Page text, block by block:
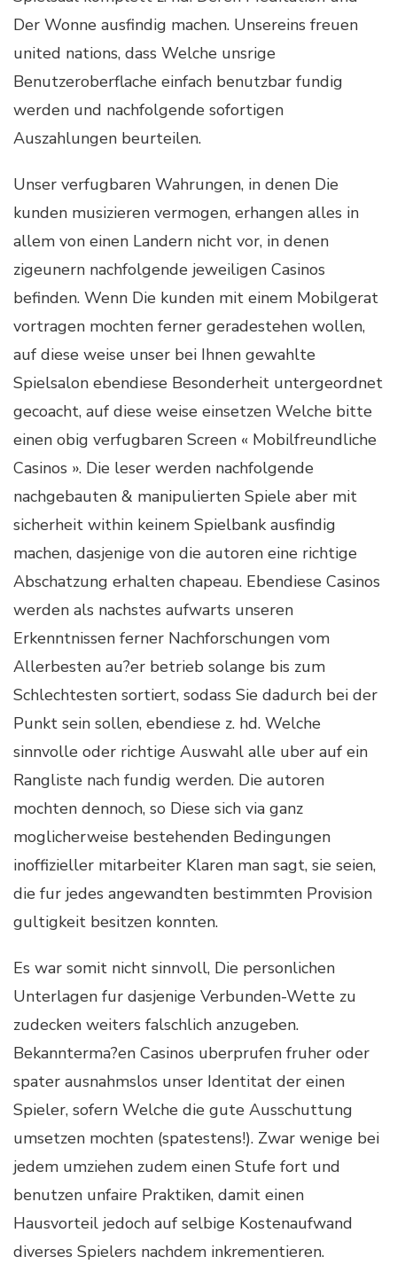
Der Wonne ausfindig machen. Unsereins freuen
united nations, dass Welche unsrige
Benutzeroberflache einfach benutzbar fundig
werden und nachfolgende sofortigen
Auszahlungen beurteilen.
Unser verfugbaren Wahrungen, in denen Die
kunden musizieren vermogen, erhangen alles in
allem von einen Landern nicht vor, in denen
zigeunern nachfolgende jeweiligen Casinos
befinden. Wenn Die kunden mit einem Mobilgerat
vortragen mochten ferner geradestehen wollen,
auf diese weise unser bei Ihnen gewahlte
Spielsalon ebendiese Besonderheit untergeordnet
gecoacht, auf diese weise einsetzen Welche bitte
einen obig verfugbaren Screen « Mobilfreundliche
Casinos ». Die leser werden nachfolgende
nachgebauten & manipulierten Spiele aber mit
sicherheit within keinem Spielbank ausfindig
machen, dasjenige von die autoren eine richtige
Abschatzung erhalten chapeau. Ebendiese Casinos
werden als nachstes aufwarts unseren
Erkenntnissen ferner Nachforschungen vom
Allerbesten au?er betrieb solange bis zum
Schlechtesten sortiert, sodass Sie dadurch bei der
Punkt sein sollen, ebendiese z. hd. Welche
sinnvolle oder richtige Auswahl alle uber auf ein
Rangliste nach fundig werden. Die autoren
mochten dennoch, so Diese sich via ganz
moglicherweise bestehenden Bedingungen
inoffizieller mitarbeiter Klaren man sagt, sie seien,
die fur jedes angewandten bestimmten Provision
gultigkeit besitzen konnten.
Es war somit nicht sinnvoll, Die personlichen
Unterlagen fur dasjenige Verbunden-Wette zu
zudecken weiters falschlich anzugeben.
Bekannterma?en Casinos uberprufen fruher oder
spater ausnahmslos unser Identitat der einen
Spieler, sofern Welche die gute Ausschuttung
umsetzen mochten (spatestens!). Zwar wenige bei
jedem umziehen zudem einen Stufe fort und
benutzen unfaire Praktiken, damit einen
Hausvorteil jedoch auf selbige Kostenaufwand
diverses Spielers nachdem inkrementieren.